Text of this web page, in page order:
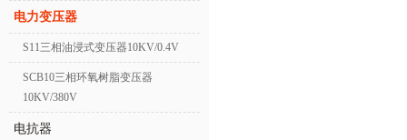
电力变压器
S11三相油浸式变压器10KV/0.4V
SCB10三相环氧树脂变压器
10KV/380V
电抗器